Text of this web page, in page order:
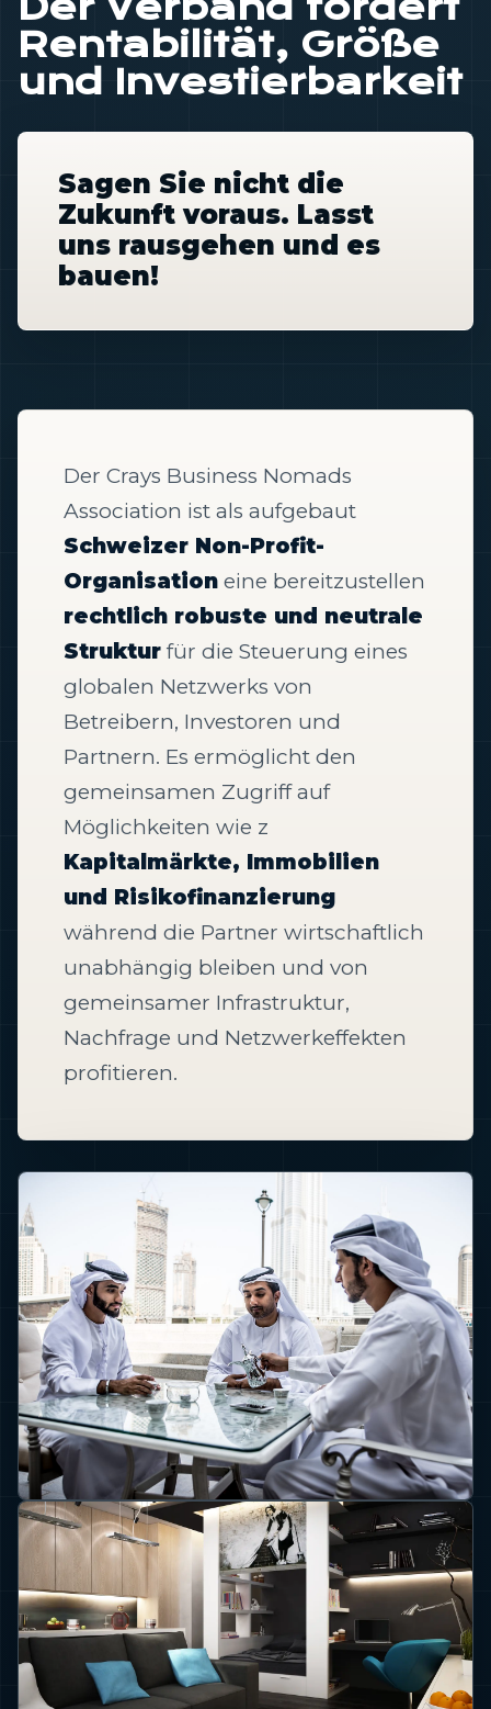
Rentabilität, Größe
und Investierbarkeit
Sagen Sie nicht die
Zukunft voraus. Lasst
uns rausgehen und es
bauen!
Der Crays Business Nomads
Association ist als aufgebaut
Schweizer Non-Profit-
Organisation eine bereitzustellen
rechtlich robuste und neutrale
Struktur für die Steuerung eines
globalen Netzwerks von
Betreibern, Investoren und
Partnern. Es ermöglicht den
gemeinsamen Zugriff auf
Möglichkeiten wie z
Kapitalmärkte, Immobilien
und Risikofinanzierung
während die Partner wirtschaftlich
unabhängig bleiben und von
gemeinsamer Infrastruktur,
Nachfrage und Netzwerkeffekten
profitieren.